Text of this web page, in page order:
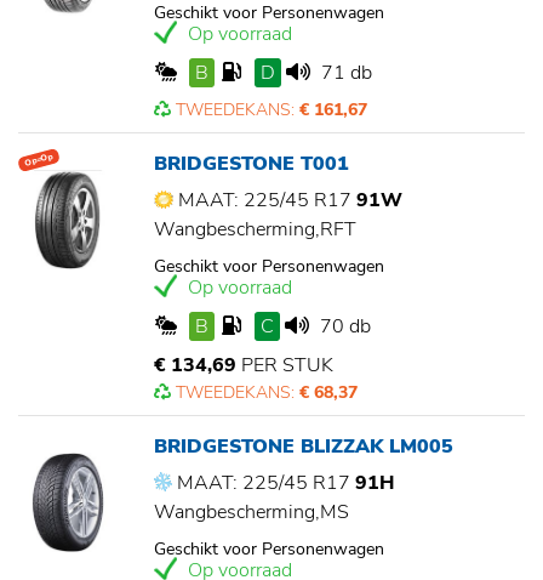
Geschikt voor Personenwagen
Op voorraad
B
D 71 db
TWEEDEKANS: € 161,67
Op=Op
BRIDGESTONE T001
MAAT: 225/45 R17 91W
Wangbescherming,RFT
Geschikt voor Personenwagen
Op voorraad
B
C
70 db
€ 134,69 PER STUK
TWEEDEKANS: € 68,37
BRIDGESTONE BLIZZAK LM005
MAAT: 225/45 R17 91H
Wangbescherming,MS
Geschikt voor Personenwagen
Op voorraad